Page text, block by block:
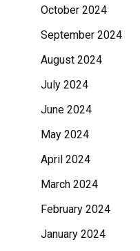
October 2024
September 2024
August 2024
July 2024
June 2024
May 2024
April 2024
March 2024
February 2024
January 2024